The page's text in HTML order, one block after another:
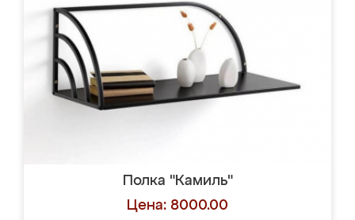
Полка "Камиль"
Цена: 8000.00